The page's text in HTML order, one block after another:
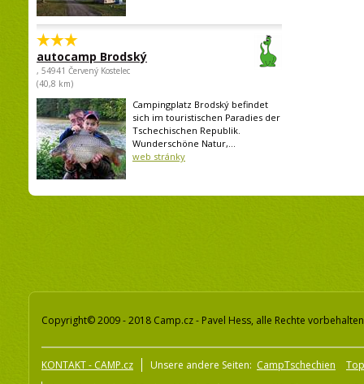
autocamp Brodský
, 54941 Červený Kostelec
(40,8 km)
Campingplatz Brodský befindet
sich im touristischen Paradies der
Tschechischen Republik.
Wunderschöne Natur,...
web stránky
Copyright© 2009 - 2018 Camp.cz - Pavel Hess, alle Rechte vorbehalten
KONTAKT - CAMP.cz Unsere andere Seiten: CampTschechien